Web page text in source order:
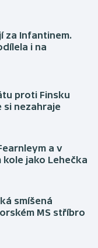
za Infantinem.
i na
proti Finsku
si nezahraje
a v
jako Lehečka
smíšená
MS stříbro